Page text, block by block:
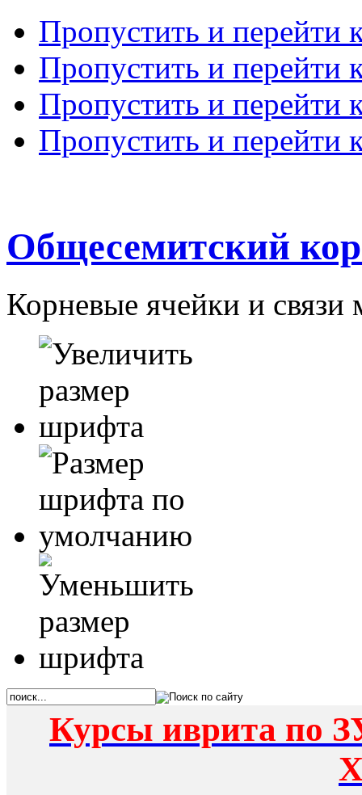
Пропустить и перейти
Пропустить и перейти
Пропустить и перейти
Пропустить и перейти
Общесемитский
Корневые ячейки и
Курсы иврита по